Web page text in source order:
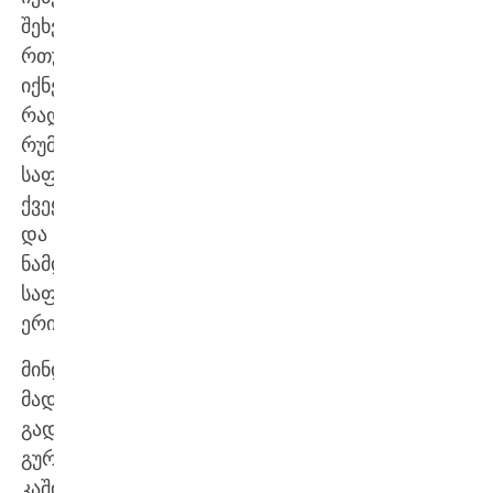
შეხვედრა
რთული
იქნება,
რადგან
რუმინეთი
საფეხბურთო
ქვეყანაა
და
ნამდვილი
საფეხბურთო
ერია…
მინდა
მადლობა
გადავუხადო
გურამ